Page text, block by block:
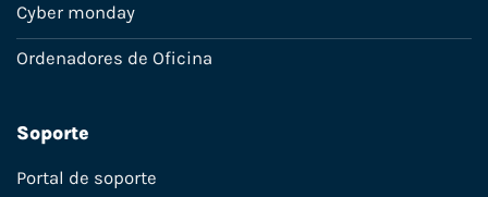
Cyber monday
Ordenadores de Oficina
Soporte
Portal de soporte